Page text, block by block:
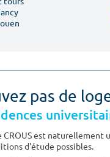
pas de
est
d'étude possibles.